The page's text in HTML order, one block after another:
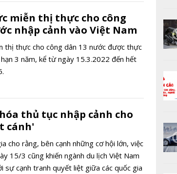
miễn thị thực cho công
nhập cảnh vào Việt Nam
thị thực cho công dân 13 nước được thực
3 năm, kể từ ngày 15.3.2022 đến hết
thủ tục nhập cảnh cho
cánh'
cho rằng, bên cạnh những cơ hội lớn, việc
15/3 cũng khiến ngành du lịch Việt Nam
sự cạnh tranh quyết liệt giữa các quốc gia